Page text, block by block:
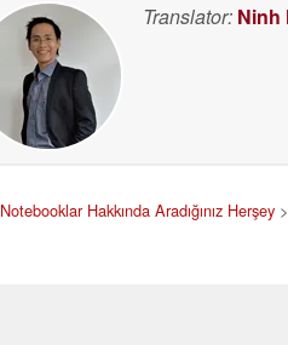
Translator: Ninh
Notebooklar Hakkında Aradığınız Herşey>